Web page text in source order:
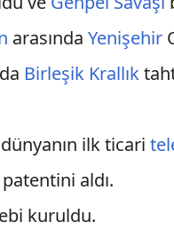
arasındaYenişehir
Birleşik Krallık
ilk ticari
patentini aldı.
kuruldu.